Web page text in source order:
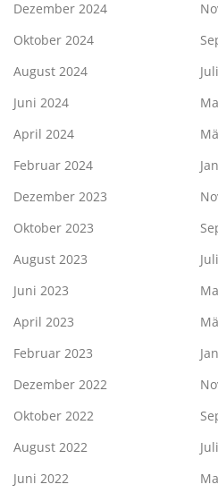
Dezember 2024
Oktober 2024
August 2024
Juni 2024
April 2024
Februar 2024
Dezember 2023
Oktober 2023
August 2023
Juni 2023
April 2023
Februar 2023
Dezember 2022
Oktober 2022
August 2022
Juni 2022